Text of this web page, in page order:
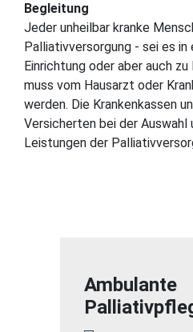
Begleitung
Jeder unheilbar kranke
Palliativversorgung - sei es in
Einrichtung oder aber auch
muss vom Hausarzt oder
werden. Die Krankenkassen
Versicherten bei der Auswahl
Leistungen der
Ambulante